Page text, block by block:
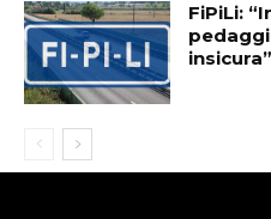
FiPiLi:
insicura”